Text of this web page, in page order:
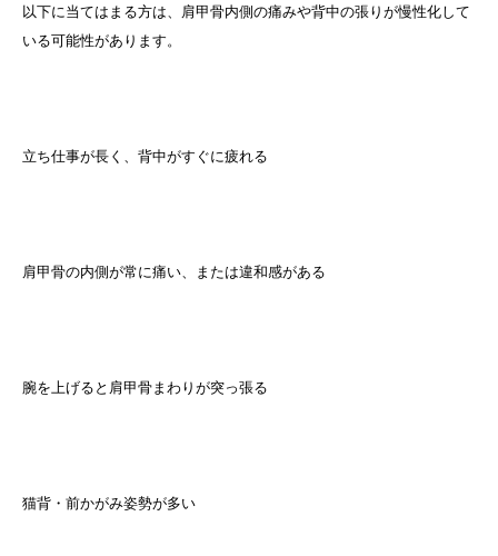
以下に当てはまる方は、肩甲骨内側の痛みや背中の張りが慢性化して
いる可能性があります。
立ち仕事が長く、背中がすぐに疲れる
肩甲骨の内側が常に痛い、または違和感がある
腕を上げると肩甲骨まわりが突っ張る
猫背・前かがみ姿勢が多い